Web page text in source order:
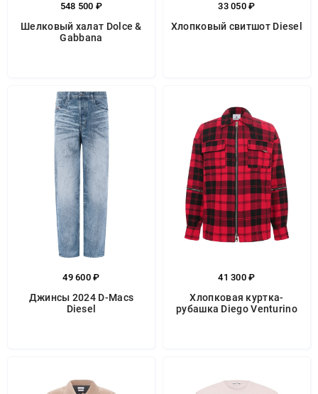
548 500 ₽
Шелковый халат Dolce &
Gabbana
33 050 ₽
Хлопковый свитшот Diesel
49 600 ₽
Джинсы 2024 D-Macs
Diesel
41 300 ₽
Хлопковая куртка-
рубашка Diego Venturino